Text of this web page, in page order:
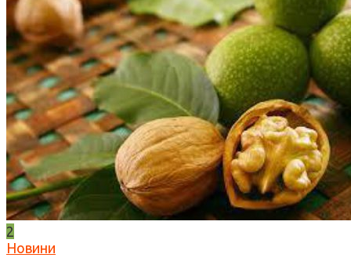
2
Новини